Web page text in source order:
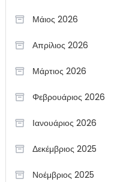
Μάιος 2026
Απρίλιος 2026
Μάρτιος 2026
Φεβρουάριος 2026
Ιανουάριος 2026
Δεκέμβριος 2025
Νοέμβριος 2025